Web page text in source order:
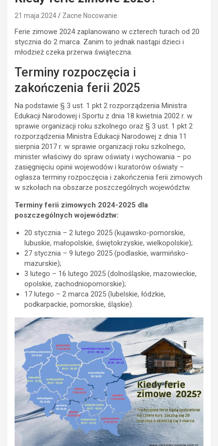
21 maja 2024 Zacne Nocowanie
Ferie zimowe 2024 zaplanowano w czterech turach od 20
stycznia do 2 marca. Zanim to jednak nastąpi dzieci i
młodzież czeka przerwa świąteczna.
Terminy rozpoczęcia i
zakończenia ferii 2025
Na podstawie § 3 ust. 1 pkt 2 rozporządzenia Ministra
Edukacji Narodowej i Sportu z dnia 18 kwietnia 2002 r. w
sprawie organizacji roku szkolnego oraz § 3 ust. 1 pkt 2
rozporządzenia Ministra Edukacji Narodowej z dnia 11
sierpnia 2017 r. w sprawie organizacji roku szkolnego,
minister właściwy do spraw oświaty i wychowania – po
zasięgnięciu opinii wojewodów i kuratorów oświaty –
ogłasza terminy rozpoczęcia i zakończenia ferii zimowych
w szkołach na obszarze poszczególnych województw.
Terminy ferii zimowych 2024-2025 dla
poszczególnych województw:
20 stycznia – 2 lutego 2025 (kujawsko-pomorskie,
lubuskie, małopolskie, świętokrzyskie, wielkopolskie);
27 stycznia – 9 lutego 2025 (podlaskie, warmińsko-
mazurskie);
3 lutego – 16 lutego 2025 (dolnośląskie, mazowieckie,
opolskie, zachodniopomorskie);
17 lutego – 2 marca 2025 (lubelskie, łódzkie,
podkarpackie, pomorskie, śląskie).